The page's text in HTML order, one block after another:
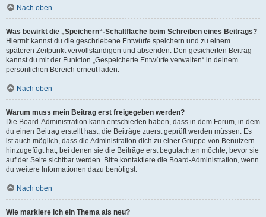
Nach oben
Was bewirkt die „Speichern“-Schaltfläche beim Schreiben eines Beitrags?
Hiermit kannst du die geschriebene Entwürfe speichern und zu einem
späteren Zeitpunkt vervollständigen und absenden. Den gesicherten Beitrag
kannst du mit der Funktion „Gespeicherte Entwürfe verwalten“ in deinem
persönlichen Bereich erneut laden.
Nach oben
Warum muss mein Beitrag erst freigegeben werden?
Die Board-Administration kann entschieden haben, dass in dem Forum, in dem
du einen Beitrag erstellt hast, die Beiträge zuerst geprüft werden müssen. Es
ist auch möglich, dass die Administration dich zu einer Gruppe von Benutzern
hinzugefügt hat, bei denen sie die Beiträge erst begutachten möchte, bevor sie
auf der Seite sichtbar werden. Bitte kontaktiere die Board-Administration, wenn
du weitere Informationen dazu benötigst.
Nach oben
Wie markiere ich ein Thema als neu?